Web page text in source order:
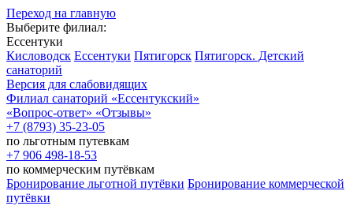
Переход на главную
Выберите филиал:
Ессентуки
Кисловодск Ессентуки Пятигорск Пятигорск. Детский
санаторий
Версия для слабовидящих
Филиал санаторий «Ессентукский»
«Вопрос-ответ» «Отзывы»
+7 (8793) 35-23-05
по льготным путевкам
+7 906 498-18-53
по коммерческим путёвкам
Бронирование льготной путёвки Бронирование коммерческой
путёвки